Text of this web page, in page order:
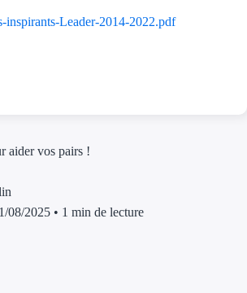
Nos tarifs
inspirants-Leader-2014-2022.pdf
aider vos pairs !
08/2025 • 1 min de lecture